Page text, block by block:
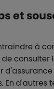
et
à
consulter
En d'autres